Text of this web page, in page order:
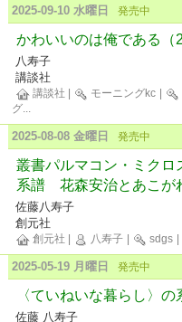
2025-09-10 水曜日 発売中
かわいいのは俺である（2
八寿子
講談社
講談社 モーニングkc
グ...
2025-08-08 金曜日 発売中
叢書パルマコン・ミク
系譜 花森安治とあこが
佐藤八寿子
創元社
創元社 八寿子 sdgs
2025-05-19 月曜日 発売中
〈ていねいな暮らし〉の
佐藤 八寿子